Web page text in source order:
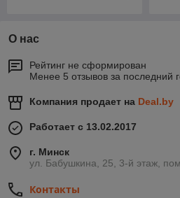
О нас
Рейтинг не сформирован
Менее 5 отзывов за последний
Компания продает на Deal.by
Работает с 13.02.2017
г. Минск
ул. Бабушкина, 25, 3-й этаж,
Контакты